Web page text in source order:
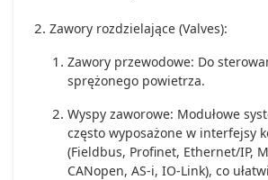
Zawory rozdzielające (Valves):
Zawory przewodowe: Do
sprężonego powietrza.
Wyspy zaworowe: Modułowe
często wyposażone w interfejsy
(Fieldbus, Profinet, Ethernet/IP,
CANopen, AS-i, IO-Link), co